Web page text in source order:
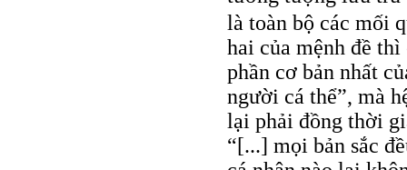
là toàn bộ các mối
hai của mệnh đề
phần cơ bản nhất
người cá thể”, mà
lại phải đồng thời
“[...] mọi bản sắc